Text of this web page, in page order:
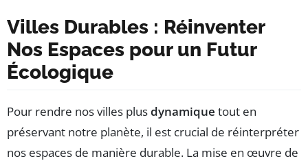
Villes Durables : Réinventer
Nos Espaces pour un Futur
Écologique
Pour rendre nos villes plusdynamique tout en
préservant notre planète, il est crucial de réinterpréter
nos espaces de manière durable. La mise en œuvre de